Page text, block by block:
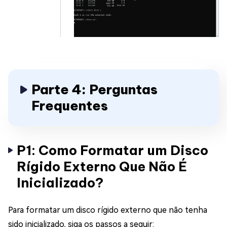
Parte 4: Perguntas
Frequentes
P1: Como Formatar um Disco
Rígido Externo Que Não É
Inicializado?
Para formatar um disco rígido externo que não tenha
sido inicializado, siga os passos a seguir: